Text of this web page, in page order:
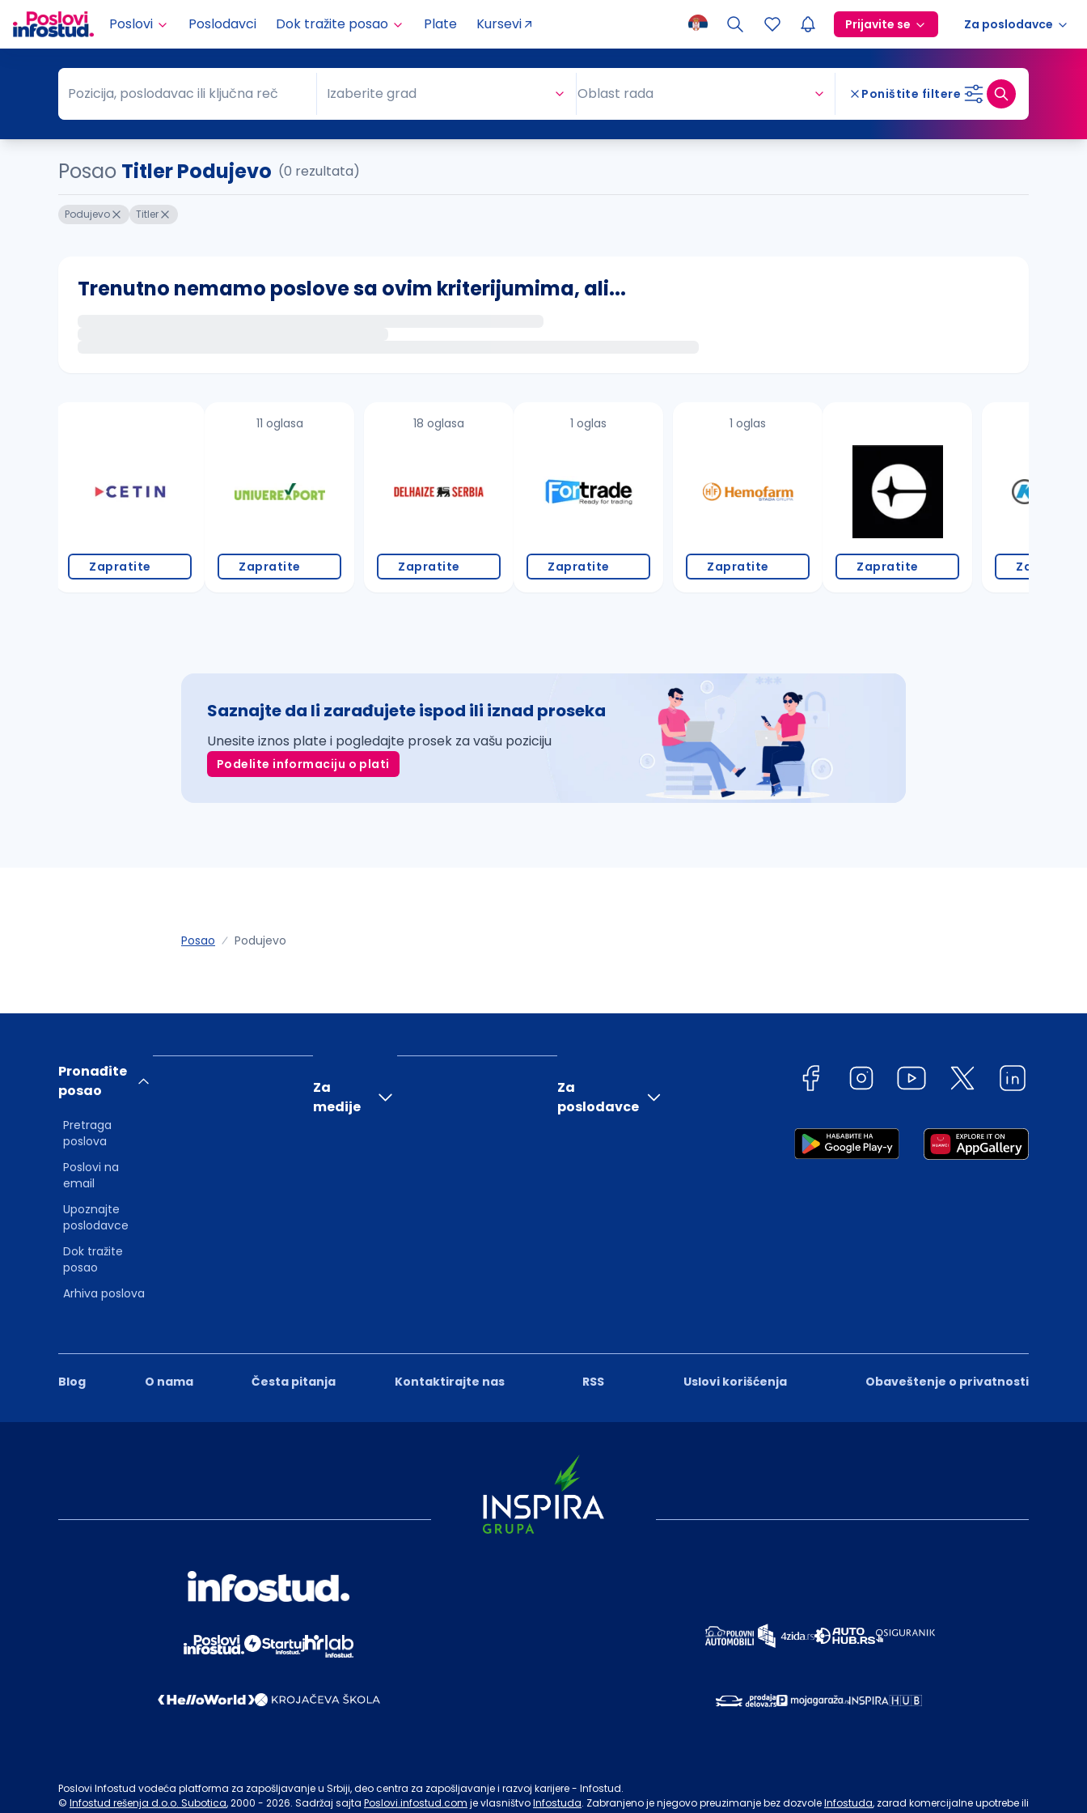
Poslovi Poslodavci Dok tražite posao Plate Kursevi Prijavite se Za poslodavce
Pozicija, poslodavac ili ključna reč
Pozicija, poslodavac ili ključna reč Grad
Izaberite grad Oblast rada Poništite filtere
Posao Titler Podujevo (0 rezultata)
Podujevo Titler
Trenutno nemamo poslove sa ovim kriterijumima, ali...
proverite pravopisne greške (koristite č, ć, š, đ, ž, dž)
Zapratite
11 oglasa
Zapratite
18 oglasa
Zapratite
1 oglas
Zapratite
1 oglas
Zapratite Zapratite Zapratite
Saznajte da li zarađujete ispod ili iznad proseka
Unesite iznos plate i pogledajte prosek za vašu poziciju
Podelite informaciju o plati
Posao Podujevo
Blog O nama Česta pitanja Kontaktirajte nas RSS Uslovi korišćenja Obaveštenje o privatnosti
Pronađite
posao
Pretraga
poslova
Poslovi na
email
Upoznajte
poslodavce
Dok tražite
posao
Arhiva poslova
Za
medije
Za
poslodavce
Poslovi Infostud vodeća platforma za zapošljavanje u Srbiji, deo centra za zapošljavanje i razvoj karijere - Infostud.
© Infostud rešenja d.o.o. Subotica, 2000 - 2026. Sadržaj sajta Poslovi.infostud.com je vlasništvoInfostuda. Zabranjeno je njegovo preuzimanje bez dozvoleInfostuda, zarad komercijalne upotrebe ili